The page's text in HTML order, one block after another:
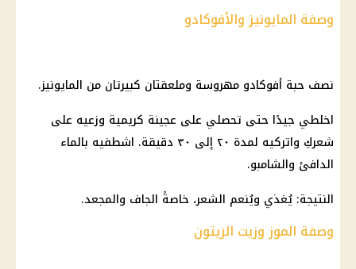
وصفة المايونيز والأفوكادو
نصف حبة أفوكادو مهروسة وملعقتان كبيرتان من المايونيز.
اخلطي جيدًا حتى تحصلي على عجينة كريمية وزعيه على
شعركِ واتركيه لمدة ٢٠ إلى ٣٠ دقيقة. اشطفيه بالماء
الدافئ والشامبو.
النتيجة: يُغذي ويُنعم الشعر، خاصةً الجاف والمجعد.
وصفة الموز وزيت الزيتون